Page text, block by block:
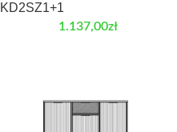
KD2SZ1+1
1.137,00zł